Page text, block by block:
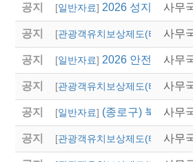
공지 [일반자료] 2026 성지혜윰길
사무
공지 [관광객유치보상제도(타 시,도)]
사무
공지 [일반자료] 2026 안전여행상
사무
공지 [관광객유치보상제도(타 시,도)]
사무
공지 [일반자료] (종로구) 북촌 특
사무
공지 [관광객유치보상제도(타 시,도)]
사무